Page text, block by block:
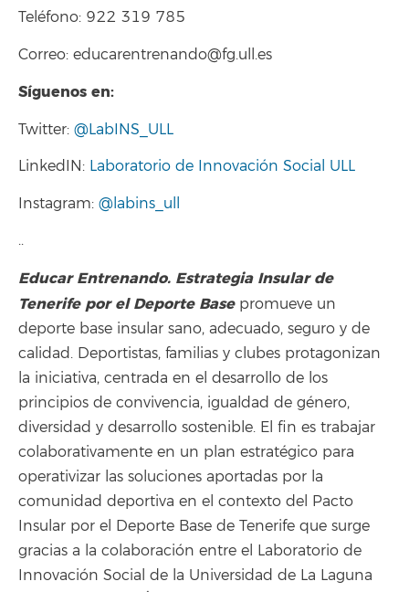
Teléfono: 922 319 785
Correo: educarentrenando@fg.ull.es
Síguenos en:
Twitter: @LabINS_ULL
LinkedIN: Laboratorio de Innovación Social ULL
Instagram: @labins_ull
..
Educar Entrenando. Estrategia Insular de
Tenerife por el Deporte Basepromueve un
deporte base insular sano, adecuado, seguro y de
calidad. Deportistas, familias y clubes protagonizan
la iniciativa, centrada en el desarrollo de los
principios de convivencia, igualdad de género,
diversidad y desarrollo sostenible. El fin es trabajar
colaborativamente en un plan estratégico para
operativizar las soluciones aportadas por la
comunidad deportiva en el contexto del Pacto
Insular por el Deporte Base de Tenerife que surge
gracias a la colaboración entre el Laboratorio de
Innovación Social de la Universidad de La Laguna